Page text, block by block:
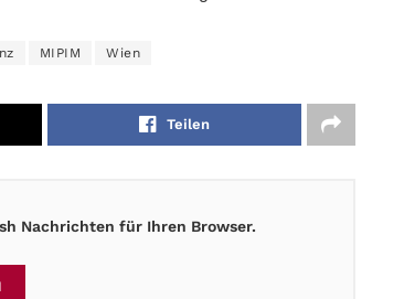
MIPIM Wien
Teilen
Nachrichten für Ihren Browser.